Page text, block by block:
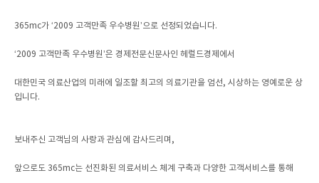
365mc가 ‘2009 고객만족 우수병원’으로 선정되었습니다.
‘2009 고객만족 우수병원’은 경제전문신문사인 헤럴드경제에서
대한민국 의료산업의 미래에 일조할 최고의 의료기관을 엄선, 시상하는 영예로운 상
입니다.
보내주신 고객님의 사랑과 관심에 감사드리며,
앞으로도 365mc는 선진화된 의료서비스 체계 구축과 다양한 고객서비스를 통해